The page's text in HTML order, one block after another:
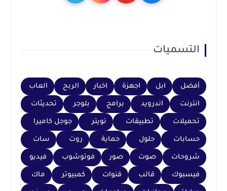
التسميات
أفضل ابل اجهزة اخبار الربح العاب
انترنت اندرويد برامج بلوجر تحديثات
تحميلات تطبيقات تويتر جوجل كاميرا
حسابات حلول حماية روت سات
شروحات صوت صور فوتوشوب فيديو
فيسبوك قالب قنوات كمبيوتر ماك